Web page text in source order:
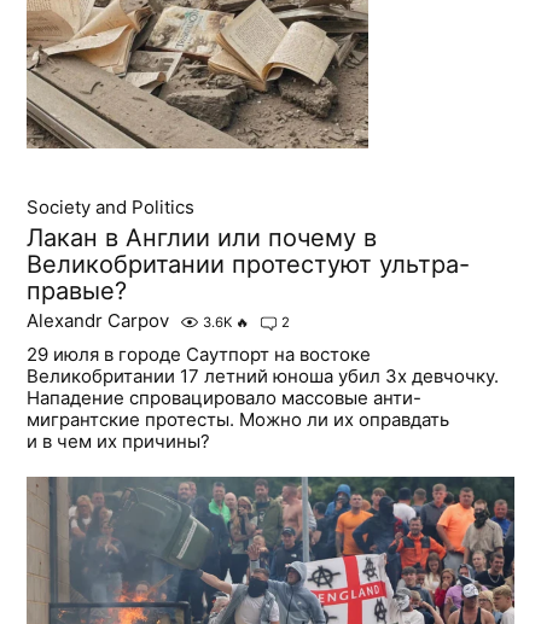
Society and Politics
Лакан в Англии или почему в
Великобритании протестуют ультра-
правые?
Alexandr Carpov 3.6K 🔥 2
29 июля в городе Саутпорт на востоке
Великобритании 17 летний юноша убил 3х девчочку.
Нападение спровацировало массовые анти-
мигрантские протесты. Можно ли их оправдать
и в чем их причины?